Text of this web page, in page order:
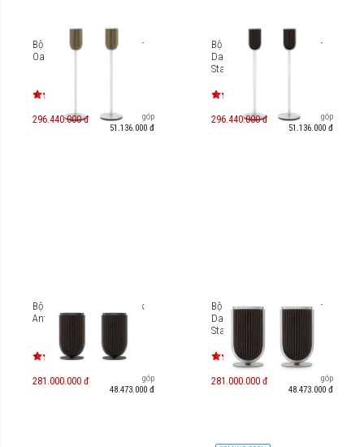
Bộ loa B&O Beolab 8 Silver
Oak Cover (Floor Stand)
296.440.000 đ
Trả góp
51.136.000 đ
Bộ loa B&O Beolab 8 Silver
Dark Oak Cover (Floor
Stand)
296.440.000 đ
Trả góp
51.136.000 đ
Bộ loa B&O Beolab 8 Black
Anthracite (Table Stand)
281.000.000 đ
Trả góp
48.473.000 đ
Bộ loa B&O Beolab 8 Silver
Dark Oak Cover (Table
Stand)
281.000.000 đ
Trả góp
48.473.000 đ